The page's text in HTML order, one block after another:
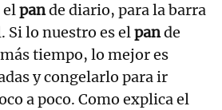
elpande diario, para la barra
lo nuestro es elpande
tiempo, lo mejor es
y congelarlo para ir
a poco. Como explica el